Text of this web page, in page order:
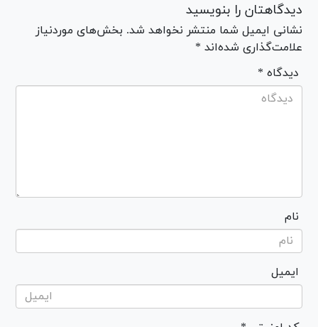
دیدگاهتان را بنویسید
نشانی ایمیل شما منتشر نخواهد شد. بخش‌های موردنیاز
علامت‌گذاری شده‌اند *
* دیدگاه
نام
ایمیل